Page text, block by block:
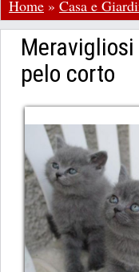
Home » Casa e
pelo corto